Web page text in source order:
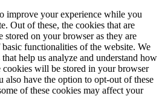
improve your experience while you
Out of these, the cookies that are
stored on your browser as they are
functionalities of the website. We
help us analyze and understand how
cookies will be stored in your browser
have the option to opt-out of these
of these cookies may affect your